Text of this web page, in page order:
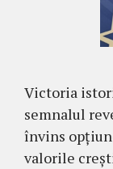
Victoria
semnalul
învins
valorile